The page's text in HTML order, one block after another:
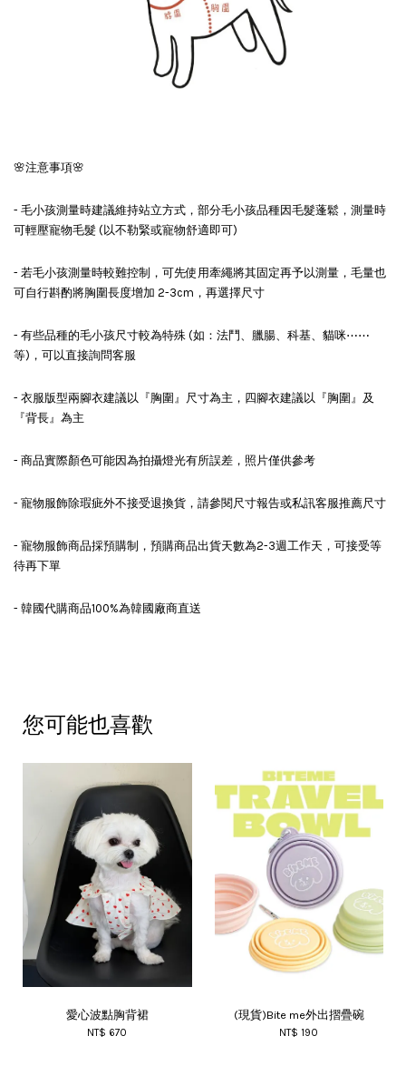
🌸注意事項🌸
- 毛小孩測量時建議維持站立方式，部分毛小孩品種因毛髮蓬鬆，測量時
可輕壓寵物毛髮 (以不勒緊或寵物舒適即可)
- 若毛小孩測量時較難控制，可先使用牽繩將其固定再予以測量，毛量也
可自行斟酌將胸圍長度增加 2-3cm，再選擇尺寸
- 有些品種的毛小孩尺寸較為特殊 (如：法鬥、臘腸、科基、貓咪⋯⋯
等)，可以直接詢問客服
- 衣服版型兩腳衣建議以『胸圍』尺寸為主，四腳衣建議以『胸圍』及
『背長』為主
- 商品實際顏色可能因為拍攝燈光有所誤差，照片僅供參考
- 寵物服飾除瑕疵外不接受退換貨，請參閱尺寸報告或私訊客服推薦尺寸
- 寵物服飾商品採預購制，預購商品出貨天數為2-3週工作天，可接受等
待再下單
- 韓國代購商品100%為韓國廠商直送
您可能也喜歡
愛心波點胸背裙
NT$ 670
(現貨)Bite me外出摺疊碗
NT$ 190